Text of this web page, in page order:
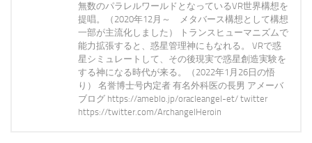
無数のパラレルワールドとなっているVR世界構想を
提唱。（2020年12月～ メタバース構想として構想
一部が主流化しました） トランスヒューマニズムで
能力拡張すると、惑星管理神にもなれる。 VRで惑
星シミュレートして、その後現実で惑星創造実験を
する神になる時代が来る。（2022年1月26日の悟
り） 名誉博士号内定者 有名外科医の長男 アメーバ
ブログ https://ameblo.jp/oracleangel-et/ twitter
https://twitter.com/ArchangelHeroin